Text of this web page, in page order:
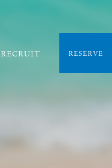
RECRUIT RESERVE